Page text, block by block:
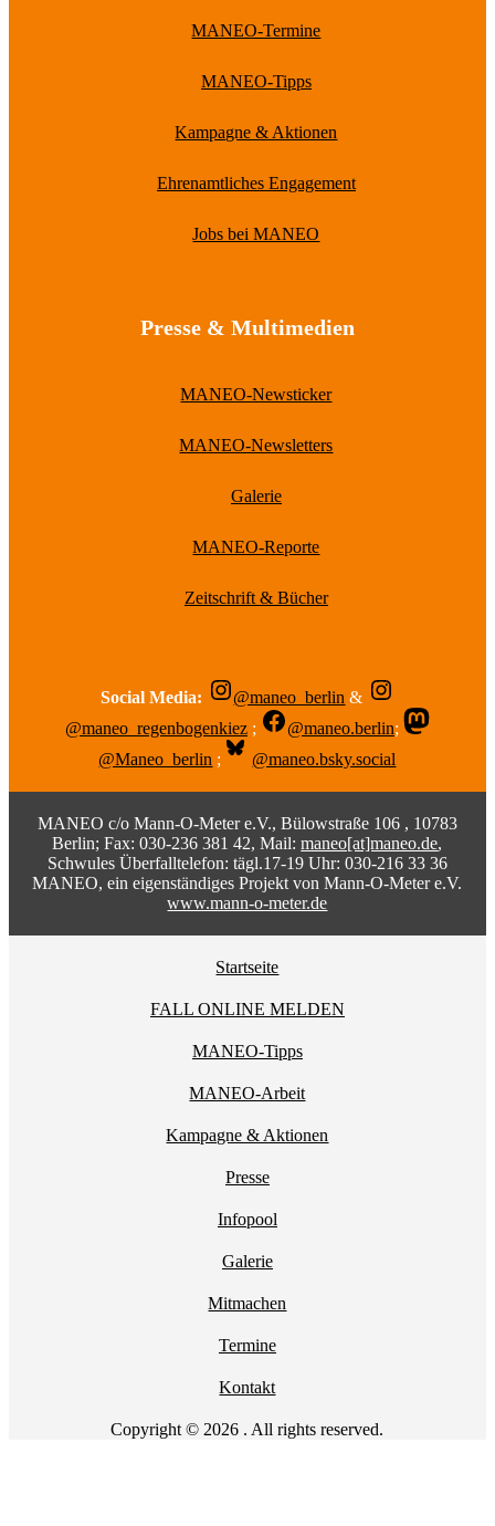
MANEO-Termine
MANEO-Tipps
Kampagne & Aktionen
Ehrenamtliches Engagement
Jobs bei MANEO
Presse & Multimedien
MANEO-Newsticker
MANEO-Newsletters
Galerie
MANEO-Reporte
Zeitschrift & Bücher
Social Media: @maneo_berlin &
@maneo_regenbogenkiez ; @maneo.berlin;
@Maneo_berlin ; @maneo.bsky.social
MANEO c/o Mann-O-Meter e.V., Bülowstraße 106 , 10783
Berlin; Fax: 030-236 381 42, Mail:maneo[at]maneo.de,
Schwules Überfalltelefon: tägl.17-19 Uhr: 030-216 33 36
MANEO, ein eigenständiges Projekt von Mann-O-Meter e.V.
www.mann-o-meter.de
Startseite
FALL ONLINE MELDEN
MANEO-Tipps
MANEO-Arbeit
Kampagne & Aktionen
Presse
Infopool
Galerie
Mitmachen
Termine
Kontakt
Copyright © 2026 . All rights reserved.